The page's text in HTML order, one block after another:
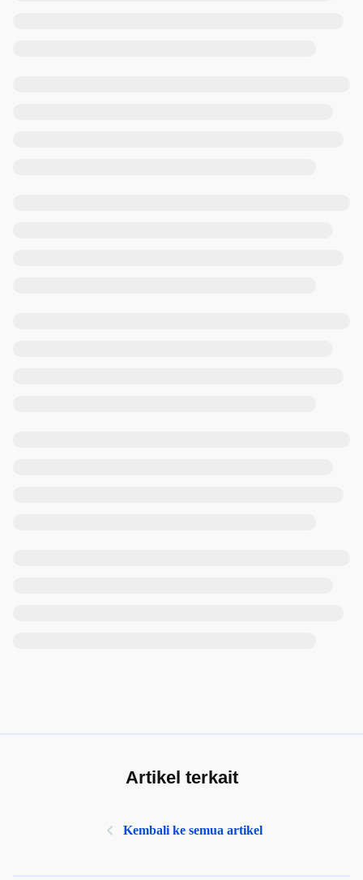
Artikel terkait
Kembali ke semua artikel